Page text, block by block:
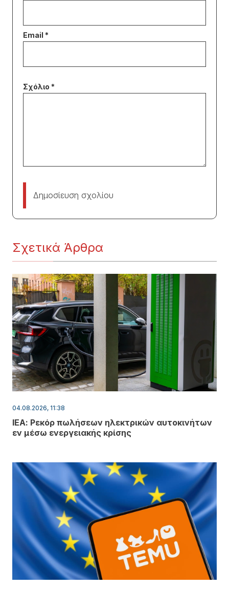
Δημοσίευση σχολίου
Σχετικά Άρθρα
04.08.2026, 11:38
ΙΕΑ: Ρεκόρ πωλήσεων ηλεκτρικών αυτοκινήτων
εν μέσω ενεργειακής κρίσης